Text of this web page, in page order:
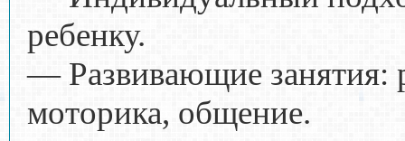
ребенку.
— Развивающие занятия:
моторика, общение.